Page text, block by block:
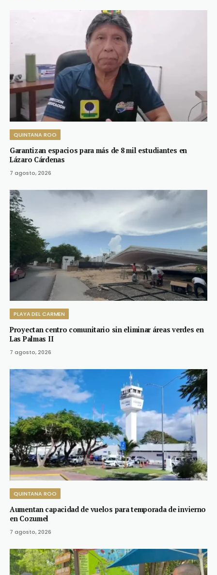
QUINTANA ROO
Garantizan espacios para más de 8 mil estudiantes en
Lázaro Cárdenas
7 agosto, 2026
PLAYA DEL CARMEN
Proyectan centro comunitario sin eliminar áreas verdes en
Las Palmas II
7 agosto, 2026
QUINTANA ROO
Aumentan capacidad de vuelos para temporada de invierno
en Cozumel
7 agosto, 2026